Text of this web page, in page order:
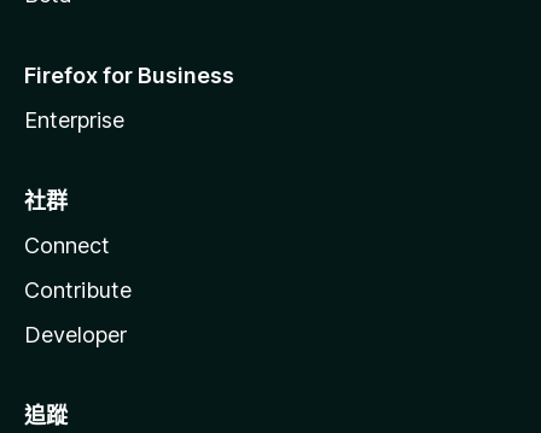
Firefox for Business
Enterprise
社群
Connect
Contribute
Developer
追蹤